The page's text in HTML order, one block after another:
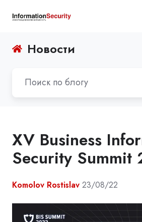
Новости
XV Business
Security Summit
Komolov Rostislav 23/08/22